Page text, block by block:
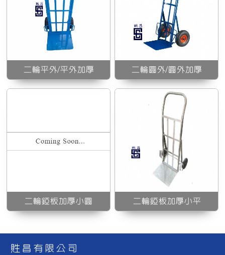
二輪平外/平外加厚 二輪圓外/圓外加厚
二輪錏板加厚小圓
二輪錏板加厚小平
二輪錏板加厚小平
貹昌有限公司